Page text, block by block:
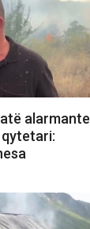
alarmante
qytetari: